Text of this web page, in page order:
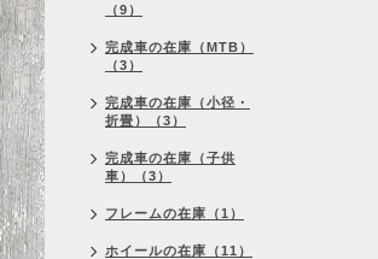
（9）
完成車の在庫（MTB）
（3）
完成車の在庫（小径・
折畳）（3）
完成車の在庫（子供
車）（3）
フレームの在庫（1）
ホイールの在庫（11）